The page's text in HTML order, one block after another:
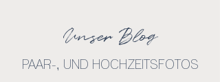
Unser Blog
PAAR-, UND HOCHZEITSFOTOS